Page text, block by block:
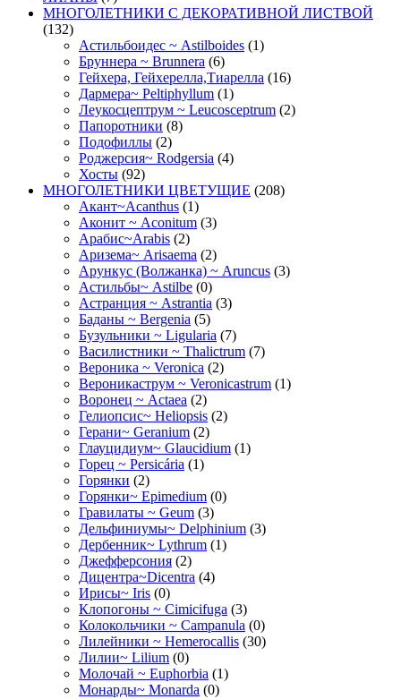
МНОГОЛЕТНИКИ С ДЕКОРАТИВНОЙ ЛИСТВОЙ
(132)
Астильбоидес ~ Astilboides (1)
Бруннера ~ Brunnera (6)
Гейхера, Гейхерелла,Тиарелла (16)
Дармера~ Peltiphyllum (1)
Леукосцептрум ~ Leucosceptrum (2)
Папоротники (8)
Подофиллы (2)
Роджерсия~ Rodgersia (4)
Хосты (92)
МНОГОЛЕТНИКИ ЦВЕТУЩИЕ (208)
Акант~Acanthus (1)
Аконит ~ Aconitum (3)
Арабис~Arabis (2)
Аризема~ Arisaema (2)
Арункус (Волжанка) ~ Aruncus (3)
Астильбы~ Astilbe (0)
Астранция ~ Astrantia (3)
Баданы ~ Bergenia (5)
Бузульники ~ Ligularia (7)
Василистники ~ Thalictrum (7)
Вероника ~ Veronica (2)
Вероникаструм ~ Veronicastrum (1)
Воронец ~ Actaea (2)
Гелиопсис~ Heliopsis (2)
Герани~ Geranium (2)
Глауцидиум~ Glaucidium (1)
Горец ~ Persicária (1)
Горянки (2)
Горянки~ Epimedium (0)
Гравилаты ~ Geum (3)
Дельфиниумы~ Delphinium (3)
Дербенник~ Lythrum (1)
Джефферсония (2)
Дицентра~Dicentra (4)
Ирисы~ Iris (0)
Клопогоны ~ Cimicifuga (3)
Колокольчики ~ Campanula (0)
Лилейники ~ Hemerocallis (30)
Лилии~ Lilium (0)
Молочай ~ Euphorbia (1)
Монарды~ Monarda (0)